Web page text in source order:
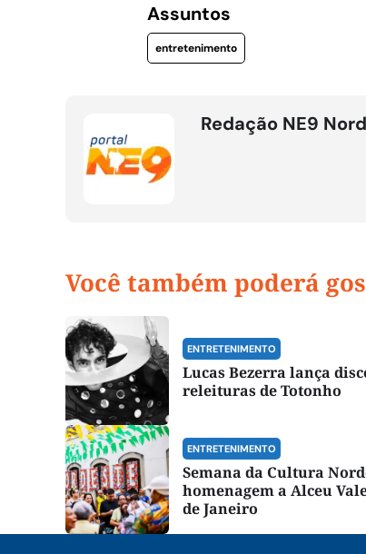
Assuntos
entretenimento
Redação NE9
Você também poderá
ENTRETENIMENTO
Lucas Bezerra lança
releituras de Totonho
ENTRETENIMENTO
Semana da Cultura
homenagem a Alceu
de Janeiro